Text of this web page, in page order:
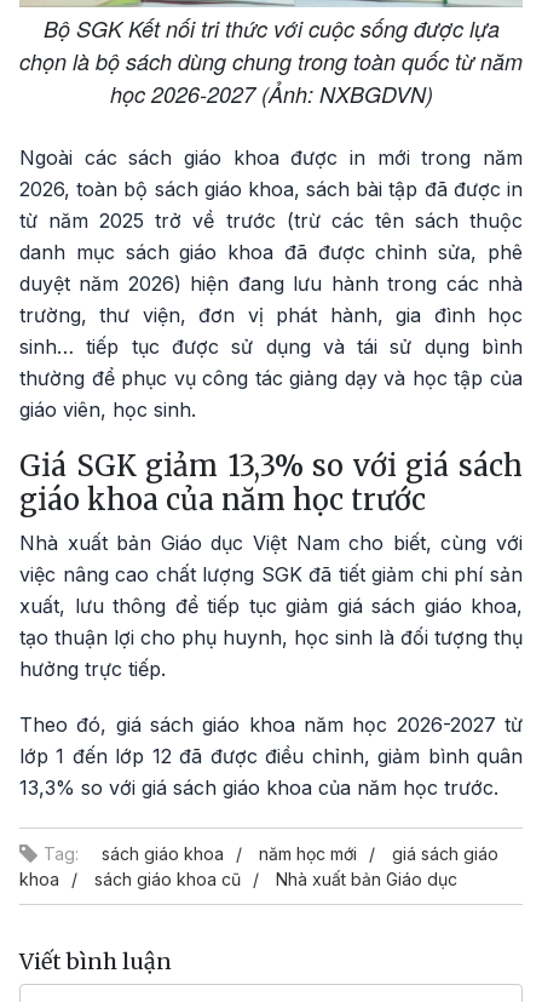
Bộ SGK Kết nối tri thức với cuộc sống được lựa
chọn là bộ sách dùng chung trong toàn quốc từ năm
học 2026-2027 (Ảnh: NXBGDVN)
Ngoài các sách giáo khoa được in mới trong năm
2026, toàn bộ sách giáo khoa, sách bài tập đã được in
từ năm 2025 trở về trước (trừ các tên sách thuộc
danh mục sách giáo khoa đã được chỉnh sửa, phê
duyệt năm 2026) hiện đang lưu hành trong các nhà
trường, thư viện, đơn vị phát hành, gia đình học
sinh… tiếp tục được sử dụng và tái sử dụng bình
thường để phục vụ công tác giảng dạy và học tập của
giáo viên, học sinh.
Giá SGK giảm 13,3% so với giá sách
giáo khoa của năm học trước
Nhà xuất bản Giáo dục Việt Nam cho biết, cùng với
việc nâng cao chất lượng SGK đã tiết giảm chi phí sản
xuất, lưu thông để tiếp tục giảm giá sách giáo khoa,
tạo thuận lợi cho phụ huynh, học sinh là đối tượng thụ
hưởng trực tiếp.
Theo đó, giá sách giáo khoa năm học 2026-2027 từ
lớp 1 đến lớp 12 đã được điều chỉnh, giảm bình quân
13,3% so với giá sách giáo khoa của năm học trước.
Tag: sách giáo khoa năm học mới
giá sách giáo
khoa
sách giáo khoa cũ Nhà xuất bản Giáo dục
Viết bình luận